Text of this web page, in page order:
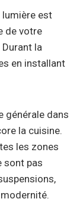
lumière est
de votre
la
en installant
générale dans
la cuisine.
les zones
sont pas